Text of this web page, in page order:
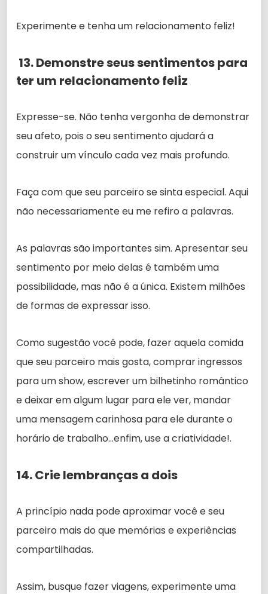
Experimente e tenha um relacionamento feliz!
13. Demonstre seus sentimentos para
ter um relacionamento feliz
Expresse-se. Não tenha vergonha de demonstrar
seu afeto, pois o seu sentimento ajudará a
construir um vínculo cada vez mais profundo.
Faça com que seu parceiro se sinta especial. Aqui
não necessariamente eu me refiro a palavras.
As palavras são importantes sim. Apresentar seu
sentimento por meio delas é também uma
possibilidade, mas não é a única. Existem milhões
de formas de expressar isso.
Como sugestão você pode, fazer aquela comida
que seu parceiro mais gosta, comprar ingressos
para um show, escrever um bilhetinho romântico
e deixar em algum lugar para ele ver, mandar
uma mensagem carinhosa para ele durante o
horário de trabalho…enfim, use a criatividade!.
14. Crie lembranças a dois
A princípio nada pode aproximar você e seu
parceiro mais do que memórias e experiências
compartilhadas.
Assim, busque fazer viagens, experimente uma